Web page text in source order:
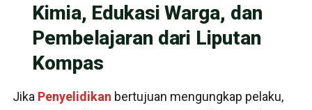
Kimia, Edukasi Warga, dan
Pembelajaran dari Liputan
Kompas
Jika Penyelidikan bertujuan mengungkap pelaku,